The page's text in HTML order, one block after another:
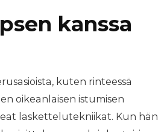
kanssa
kuten rinteessä
oikeanlaisen istumisen
laskettelutekniikat. Kun hän